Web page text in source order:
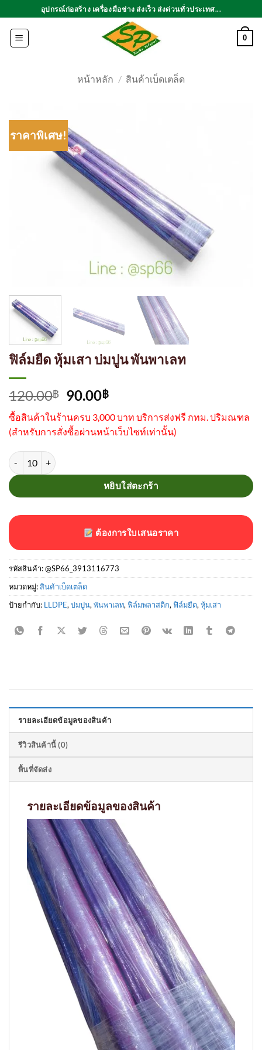
ไป
เนื้อหา
อุปกรณ์ก่อสร้าง เครื่องมือช่าง ส่งเร็ว ส่งด่วนทั่วประเทศ...
0
หน้าหลัก / สินค้าเบ็ดเตล็ด
ราคาพิเศษ!
ฟิล์มยืด หุ้มเสา บ่มปูน พันพาเลท
120.00฿
Original
was:
120.00฿.
90.00฿Current
is:
90.00฿.
ซื้อสินค้าในร้านครบ 3,000 บาท บริการส่งฟรี กทม. ปริมณฑล
(สำหรับการสั่งซื้อผ่านหน้าเว็บไซท์เท่านั้น)
จำนวน ฟิล์มยืด หุ้มเสา บ่มปูน พันพาเลท ชิ้น
หยิบใส่ตะกร้า
ต้องการใบเสนอราคา
รหัสสินค้า:@SP66_3913116773
หมวดหมู่:สินค้าเบ็ดเตล็ด
ป้ายกำกับ: LLDPE,บ่มปูน,พันพาเลท,ฟิล์มพลาสติก,ฟิล์มยืด,หุ้มเสา
รายละเอียดข้อมูลของสินค้า
รีวิวสินค้านี้ (0)
พื้นที่จัดส่ง
รายละเอียดข้อมูลของสินค้า